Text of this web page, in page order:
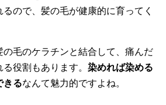
ので、髪の毛が健康的に育ってく
の毛のケラチンと結合して、痛んだ
役割もあります。 染めれば染める
きるなんて魅力的ですよね。